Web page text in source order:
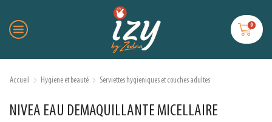
0
Accueil Hygiene et beauté Serviettes hygieniques et couches adultes
NIVEA EAU DEMAQUILLANTE MICELLAIRE